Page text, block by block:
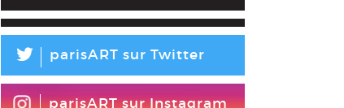
L parisART sur Twitter
parisART sur Instagram